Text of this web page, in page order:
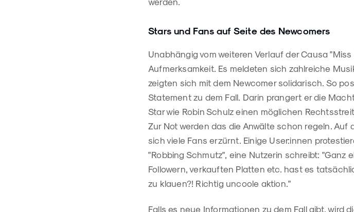
Stars und Fans auf Seite des Newcomers
Unabhängig vom weiteren Verlauf der Causa
Aufmerksamkeit. Es meldeten sich zahlreiche
zeigten sich mit dem Newcomer solidarisch. So
Statement zu dem Fall. Darin prangert er die
Star wie Robin Schulz einen möglichen
Zur Not werden das die Anwälte schon regeln. Auf
sich viele Fans erzürnt. Einige User:innen
"Robbing Schmutz", eine Nutzerin schreibt: "Ganz
Followern, verkauften Platten etc. hast es
zu klauen?! Richtig uncoole aktion."
Falls es neue Informationen zu dem Fall gibt, wird